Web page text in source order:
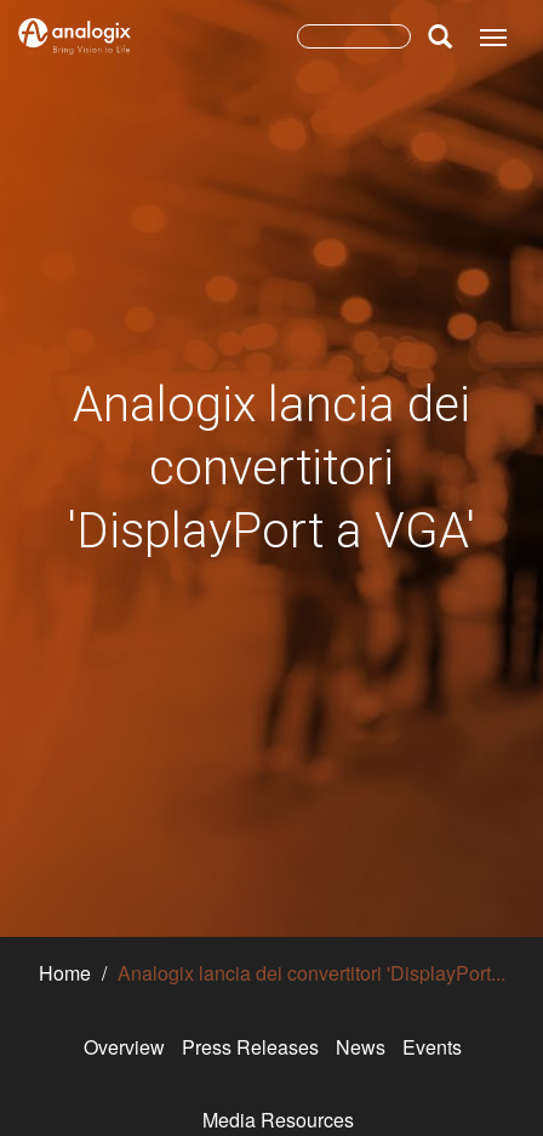
Skip
Search
Search
Analogix lancia dei
convertitori
'DisplayPort a VGA'
Home Analogix lancia dei convertitori 'DisplayPort...
Overview Press Releases News Events
Media Resources